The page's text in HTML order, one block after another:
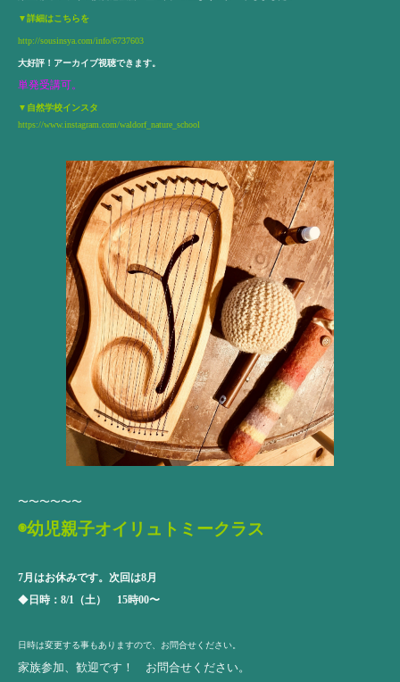
▼詳細はこちらを
http://sousinsya.com/info/6737603
大好評！アーカイブ視聴できます。
単発受講可。
▼ 自然学校インスタ
https://www.instagram.com/waldorf_nature_school
〜〜〜〜〜〜
◉幼児親子オイリュトミークラス
7月はお休みです。次回は8月
◆ 日時：8/1（土） 15時00〜
日時は変更する事もありますので、お問合せください。
家族参加、歓迎です！ お問合せください。